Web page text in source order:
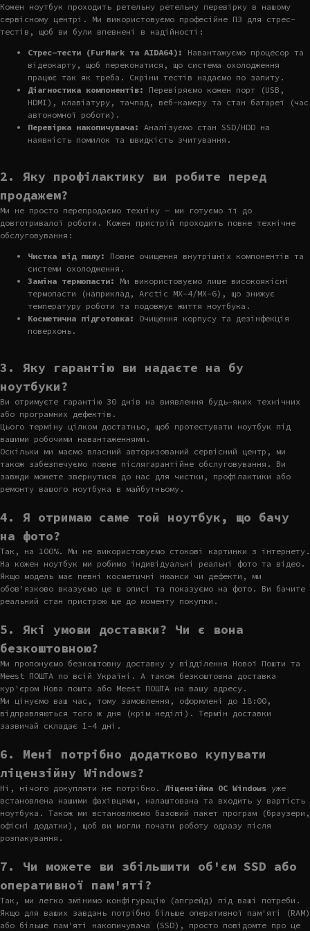
Кожен ноутбук проходить ретельну ретельну перевірку в нашому
сервісному центрі. Ми використовуємо професійне ПЗ для стрес-
тестів, щоб ви були впевнені в надійності:
Стрес-тести (FurMark та AIDA64):
Навантажуємо процесор та
відеокарту, щоб переконатися, що система охолодження
працює так як треба. Скріни тестів надаємо по запиту.
Діагностика компонентів:
Перевіряємо кожен порт (USB,
HDMI), клавіатуру, тачпад, веб-камеру та стан батареї (час
автономної роботи).
Перевірка накопичувача:
Аналізуємо стан SSD/HDD на
наявність помилок та швидкість зчитування.
2. Яку профілактику ви робите перед
продажем?
Ми не просто перепродаємо техніку — ми готуємо її до
довготривалої роботи. Кожен пристрій проходить повне технічне
обслуговування:
Чистка від пилу:
Повне очищення внутрішніх компонентів та
системи охолодження.
Заміна термопасти:
Ми використовуємо лише високоякісні
термопасти (наприклад, Arctic MX-4/MX-6), що знижує
температуру роботи та подовжує життя ноутбука.
Косметична підготовка:
Очищення корпусу та дезінфекція
поверхонь.
3. Яку гарантію ви надаєте на бу
ноутбуки?
Ви отримуєте гарантію 30 днів на виявлення будь-яких технічних
або програмних дефектів.
Цього терміну цілком достатньо, щоб протестувати ноутбук під
вашими робочими навантаженнями.
Оскільки ми маємо власний авторизований сервісний центр, ми
також забезпечуємо повне післягарантійне обслуговування. Ви
завжди можете звернутися до нас для чистки, профілактики або
ремонту вашого ноутбука в майбутньому.
4. Я отримаю саме той ноутбук, що бачу
на фото?
Так, на 100%. Ми не використовуємо стокові картинки з інтернету.
На кожен ноутбук ми робимо індивідуальні реальні фото та відео.
Якщо модель має певні косметичні нюанси чи дефекти, ми
обов'язково вказуємо це в описі та показуємо на фото. Ви бачите
реальний стан пристрою ще до моменту покупки.
5. Які умови доставки? Чи є вона
безкоштовною?
Ми пропонуємо безкоштовну доставку у відділення Нової Пошти та
Meest ПОШТА по всій Україні. А також безкоштовна доставка
кур'єром Нова пошта або Meest ПОШТА на вашу адресу.
Ми цінуємо ваш час, тому замовлення, оформлені до 18:00,
відправляються того ж дня (крім неділі). Термін доставки
зазвичай складає 1-4 дні.
6. Мені потрібно додатково купувати
ліцензійну Windows?
Ні, нічого докупляти не потрібно. Ліцензійна ОС Windows уже
встановлена нашими фахівцями, налаштована та входить у вартість
ноутбука. Також ми встановлюємо базовий пакет програм (браузери,
офісні додатки), щоб ви могли почати роботу одразу після
розпакування.
7. Чи можете ви збільшити об'єм SSD або
оперативної пам'яті?
Так, ми легко змінимо конфігурацію (апгрейд) під ваші потреби.
Якщо для ваших завдань потрібно більше оперативної пам'яті (RAM)
або більше пам'яті накопичувача (SSD), просто повідомте про це